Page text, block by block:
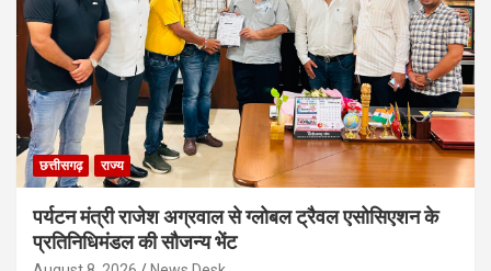
छत्तीसगढ़ राज्य
पर्यटन मंत्री राजेश अग्रवाल से ग्लोबल ट्रैवल एसोसिएशन के
प्रतिनिधिमंडल की सौजन्य भेंट